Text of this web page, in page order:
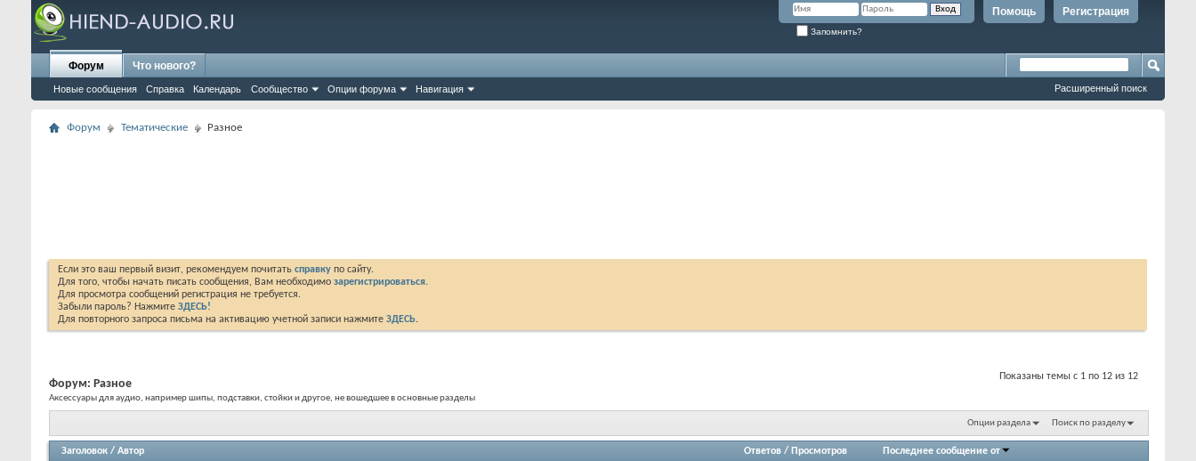
Регистрация
Помощь
Запомнить?
Форум
Новые сообщения Справка Календарь Сообщество Опции форума Навигация
Что нового?
Расширенный поиск
Форум Тематические Разное
Если это ваш первый визит, рекомендуем почитать справку по сайту.
Для того, чтобы начать писать сообщения, Вам необходимо зарегистрироваться.
Для просмотра сообщений регистрация не требуется.
Забыли пароль? Нажмите ЗДЕСЬ!
Для повторного запроса письма на активацию учетной записи нажмите ЗДЕСЬ.
Показаны темы с 1 по 12 из 12
Форум: Разное
Аксессуары для аудио, например шипы, подставки, стойки и другое, не вошедшее в основные разделы
Опции раздела Поиск по разделу
Заголовок / Автор Ответов / Просмотров Последнее сообщение от